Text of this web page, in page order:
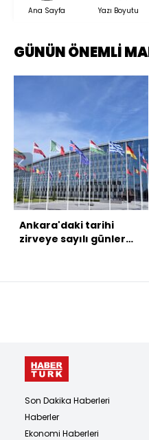
Ana Sayfa Yazı Boyutu
GÜNÜN ÖNEMLİ
Ankara'daki tarihi
zirveye sayılı günler
Son Dakika Haberleri
Haberler
Ekonomi Haberleri